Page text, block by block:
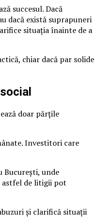
succesul. Dacă
dacă există suprapuneri
situația înainte de a
chiar dacă par solide
doar părțile
Investitori care
București, unde
astfel de litigii pot
și clarifică situații